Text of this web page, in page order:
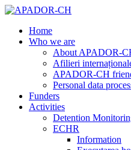
Home
Who we are
About APADOR-
Afilieri
APADOR-CH
Personal data
Funders
Activities
Detention
ECHR
Information